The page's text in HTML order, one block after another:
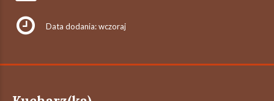
Data dodania: wczoraj